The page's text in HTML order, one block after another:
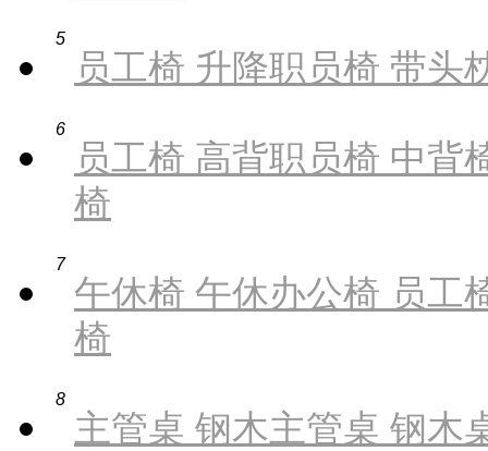
5
员工椅 升降职员椅 带头
6
员工椅 高背职员椅 中背
椅
7
午休椅 午休办公椅 员工
椅
8
主管桌 钢木主管桌 钢木